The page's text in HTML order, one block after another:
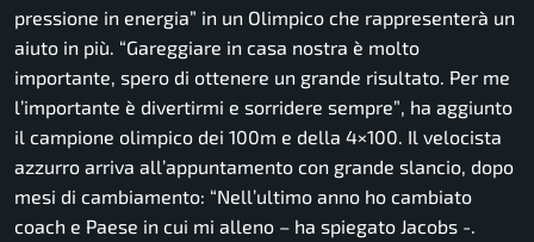
pressione in energia” in un Olimpico che rappresenterà un
aiuto in più. “Gareggiare in casa nostra è molto
importante, spero di ottenere un grande risultato. Per me
l’importante è divertirmi e sorridere sempre” , ha aggiunto
il campione olimpico dei 100m e della 4×100. Il velocista
azzurro arriva all’appuntamento con grande slancio, dopo
mesi di cambiamento: “Nell’ultimo anno ho cambiato
coach e Paese in cui mi alleno – ha spiegato Jacobs -.